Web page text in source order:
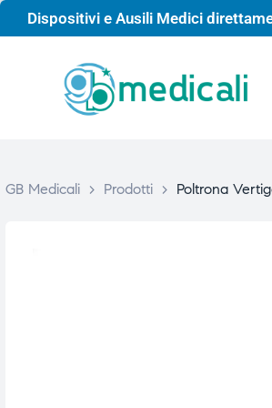
Dispositivi e Ausili Medici
GB Medicali > Prodotti > Poltrona